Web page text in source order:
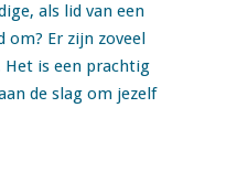
als lid van een
om? Er zijn zoveel
Het is een prachtig
de slag om jezelf